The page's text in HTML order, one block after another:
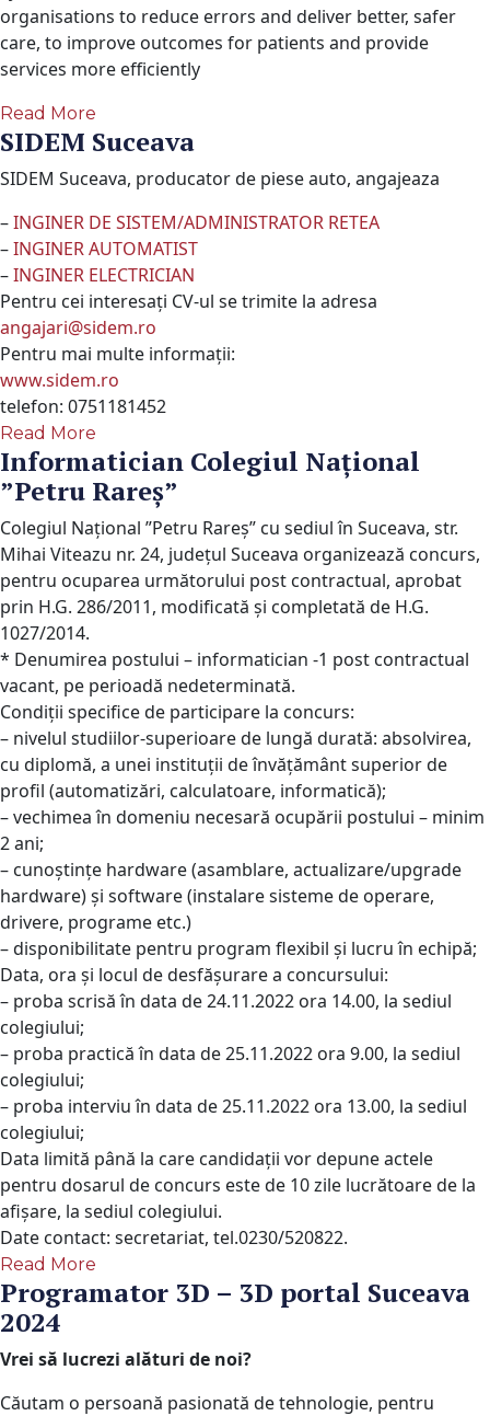
organisations to reduce errors and deliver better, safer
care, to improve outcomes for patients and provide
services more efficiently
Read More
SIDEM Suceava
SIDEM Suceava, producator de piese auto, angajeaza
–INGINER DE SISTEM/ADMINISTRATOR RETEA
–INGINER AUTOMATIST
–INGINER ELECTRICIAN
Pentru cei interesați CV-ul se trimite la adresa
angajari@sidem.ro
Pentru mai multe informații:
www.sidem.ro
telefon: 0751181452
Read More
Informatician Colegiul Naţional
”Petru Rareş”
Colegiul Naţional ”Petru Rareş” cu sediul în Suceava, str.
Mihai Viteazu nr. 24, județul Suceava organizează concurs,
pentru ocuparea următorului post contractual, aprobat
prin H.G. 286/2011, modificată și completată de H.G.
1027/2014.
* Denumirea postului – informatician -1 post contractual
vacant, pe perioadă nedeterminată.
Condiții specifice de participare la concurs:
– nivelul studiilor-superioare de lungă durată: absolvirea,
cu diplomă, a unei instituții de învățământ superior de
profil (automatizări, calculatoare, informatică);
– vechimea în domeniu necesară ocupării postului – minim
2 ani;
– cunoștințe hardware (asamblare, actualizare/upgrade
hardware) și software(instalare sisteme de operare,
drivere, programe etc.)
– disponibilitate pentru program flexibil și lucru în echipă;
Data, ora și locul de desfășurare a concursului:
– proba scrisă în data de 24.11.2022 ora 14.00, la sediul
colegiului;
– proba practică în data de 25.11.2022 ora 9.00, la sediul
colegiului;
– proba interviu în data de 25.11.2022 ora 13.00, la sediul
colegiului;
Data limită până la care candidații vor depune actele
pentru dosarul de concurs este de 10 zile lucrătoare de la
afișare, la sediul colegiului.
Date contact: secretariat, tel.0230/520822.
Read More
Programator 3D – 3D portal Suceava
2024
Vrei să lucrezi alături de noi?
Căutam o persoană pasionată de tehnologie, pentru